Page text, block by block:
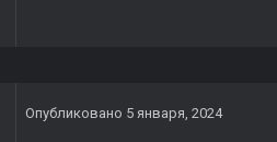
Опубликовано 5 января, 2024